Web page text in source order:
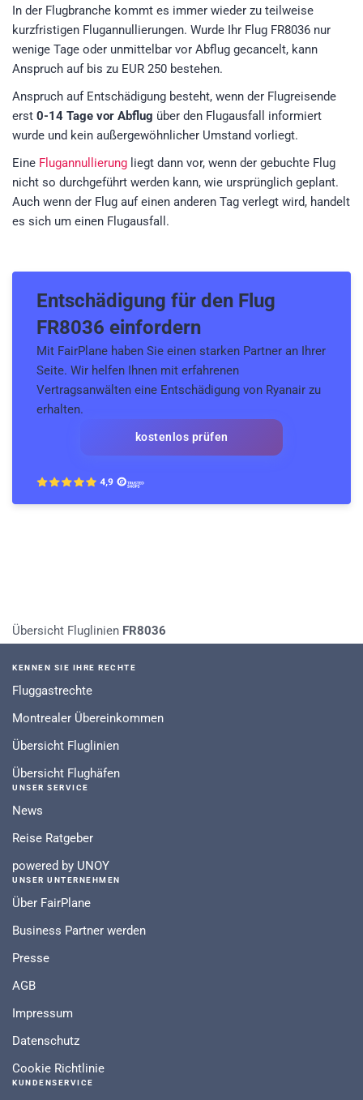
In der Flugbranche kommt es immer wieder zu teilweise
kurzfristigen Flugannullierungen. Wurde Ihr Flug FR8036 nur
wenige Tage oder unmittelbar vor Abflug gecancelt, kann
Anspruch auf bis zu EUR 250 bestehen.
Anspruch auf Entschädigung besteht, wenn der Flugreisende
erst 0-14 Tage vor Abflug über den Flugausfall informiert
wurde und kein außergewöhnlicher Umstand vorliegt.
Eine Flugannullierung liegt dann vor, wenn der gebuchte Flug
nicht so durchgeführt werden kann, wie ursprünglich geplant.
Auch wenn der Flug auf einen anderen Tag verlegt wird, handelt
es sich um einen Flugausfall.
Entschädigung für den Flug
FR8036 einfordern
Mit FairPlane haben Sie einen starken Partner an Ihrer
Seite. Wir helfen Ihnen mit erfahrenen
Vertragsanwälten eine Entschädigung von Ryanair zu
erhalten.
kostenlos prüfen
Übersicht Fluglinien FR8036
KENNEN SIE IHRE RECHTE
Fluggastrechte
Montrealer Übereinkommen
Übersicht Fluglinien
Übersicht Flughäfen
UNSER SERVICE
News
Reise Ratgeber
powered by UNOY
UNSER UNTERNEHMEN
Über FairPlane
Business Partner werden
Presse
AGB
Impressum
Datenschutz
Cookie Richtlinie
KUNDENSERVICE